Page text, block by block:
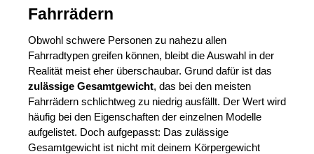
Fahrrädern
Obwohl schwere Personen zu nahezu allen
Fahrradtypen greifen können, bleibt die Auswahl in der
Realität meist eher überschaubar. Grund dafür ist das
zulässige Gesamtgewicht, das bei den meisten
Fahrrädern schlichtweg zu niedrig ausfällt. Der Wert wird
häufig bei den Eigenschaften der einzelnen Modelle
aufgelistet. Doch aufgepasst: Das zulässige
Gesamtgewicht ist nicht mit deinem Körpergewicht